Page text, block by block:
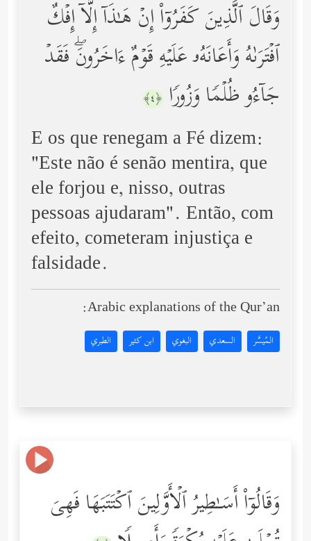
وَقَالَ ٱلَّذِینَ كَفَرُوۤاْ إِنۡ هَـٰذَاۤ إِلَّاۤ إِفۡكٌ
ٱفۡتَرَىٰهُ وَأَعَانَهُۥ عَلَیۡهِ قَوۡمٌ ءَاخَرُونَۖ فَقَدۡ
جَاۤءُو ظُلۡمࣰا وَزُورࣰا ﴿٤﴾
E os que renegam a Fé dizem:
"Este não é senão mentira, que
ele forjou e, nisso, outras
pessoas ajudaram". Então, com
efeito, cometeram injustiça e
falsidade.
Arabic explanations of the Qur’an:
المُيسَّر السعدي البغوي ابن كثير الطبري
وَقَالُوۤاْ أَسَـٰطِیرُ ٱلۡأَوَّلِینَ ٱكۡتَتَبَهَا فَهِیَ